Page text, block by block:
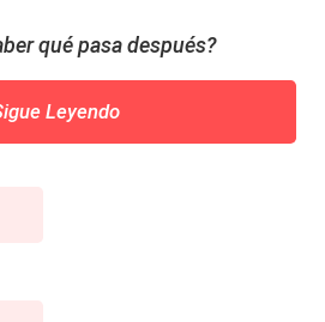
qué pasa después?
Leyendo